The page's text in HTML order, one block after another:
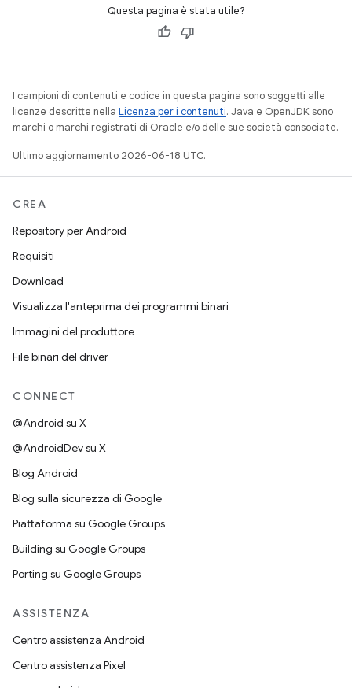
Questa pagina è stata utile?
I campioni di contenuti e codice in questa pagina sono soggetti alle
licenze descritte nella Licenza per i contenuti. Java e OpenJDK sono
marchi o marchi registrati di Oracle e/o delle sue società consociate.
Ultimo aggiornamento 2026-06-18 UTC.
CREA
Repository per Android
Requisiti
Download
Visualizza l'anteprima dei programmi binari
Immagini del produttore
File binari del driver
CONNECT
@Android su X
@AndroidDev su X
Blog Android
Blog sulla sicurezza di Google
Piattaforma su Google Groups
Building su Google Groups
Porting su Google Groups
ASSISTENZA
Centro assistenza Android
Centro assistenza Pixel